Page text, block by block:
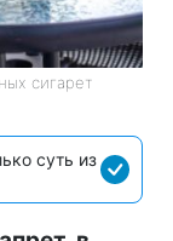
сигарет
суть из